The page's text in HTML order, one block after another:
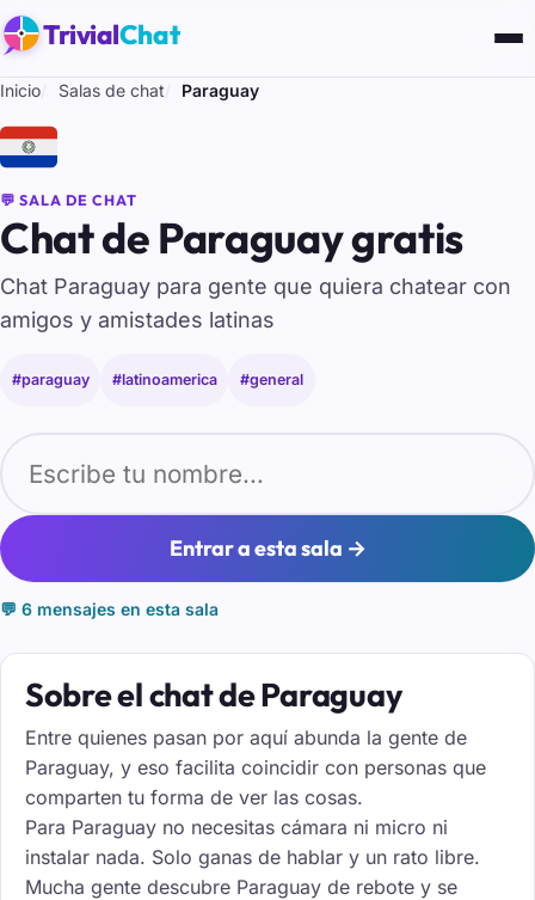
TrivialChat
Inicio Salas de chat Paraguay
🇵🇾
💬 SALA DE CHAT
Chat de Paraguay gratis
Chat Paraguay para gente que quiera chatear con
amigos y amistades latinas
#paraguay #latinoamerica #general
Entrar a esta sala →
💬 6 mensajes en esta sala
Sobre el chat de Paraguay
Entre quienes pasan por aquí abunda la gente de
Paraguay, y eso facilita coincidir con personas que
comparten tu forma de ver las cosas.
Para Paraguay no necesitas cámara ni micro ni
instalar nada. Solo ganas de hablar y un rato libre.
Mucha gente descubre Paraguay de rebote y se